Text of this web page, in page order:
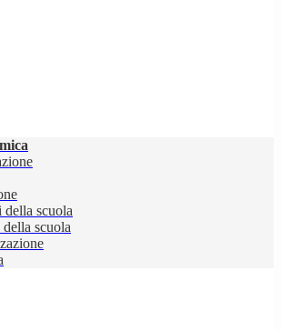
della scuola
scuola